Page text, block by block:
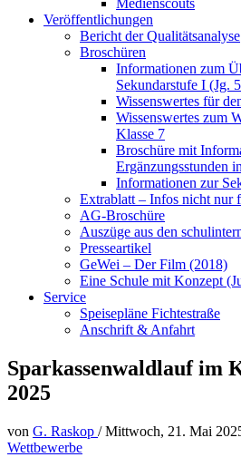
Medienscouts
Veröffentlichungen
Bericht der Qualitätsanalyse
Broschüren
Informationen zum
Sekundarstufe I (Jg.
Wissenswertes für
Wissenswertes zum
Klasse 7
Broschüre mit
Ergänzungsstunden
Informationen zur
Extrablatt – Infos nicht nur
AG-Broschüre
Auszüge aus den
Presseartikel
GeWei – Der Film (2018)
Eine Schule mit Konzept
Service
Speisepläne Fichtestraße
Anschrift & Anfahrt
Sparkassenwaldlauf im
2025
von G. Raskop /Mittwoch, 21. Mai
Wettbewerbe